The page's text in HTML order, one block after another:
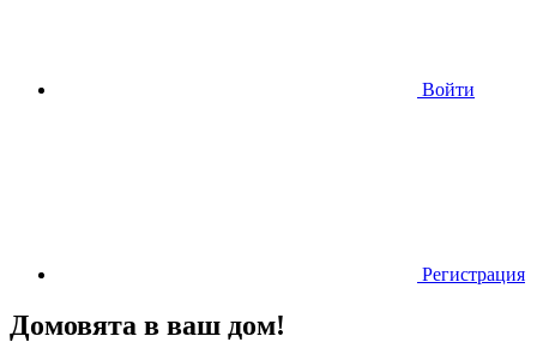
Войти
Регистрация
Домовята в ваш дом!